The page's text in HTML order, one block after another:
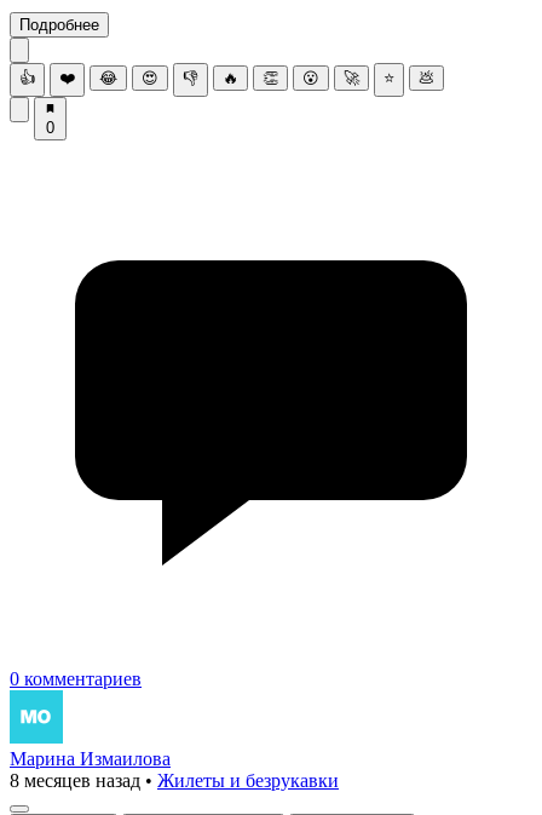
Подробнее
👍 ❤️ 😂 😍 👎 🔥 👏 😮 🚀 ⭐ 💩
0
0 комментариев
Марина Измаилова
8 месяцев назад • Жилеты и безрукавки